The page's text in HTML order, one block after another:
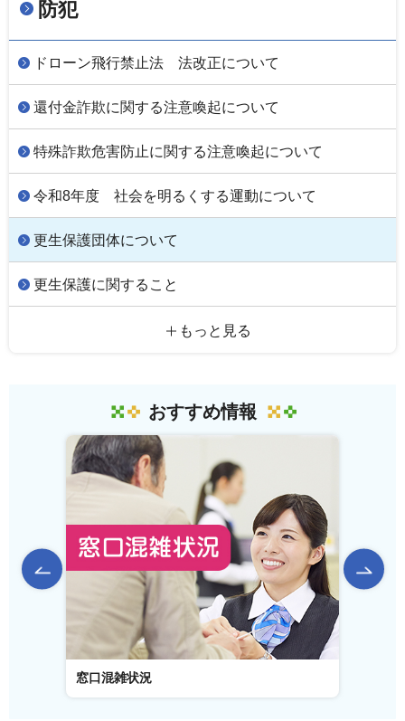
防犯
ドローン飛行禁止法 法改正について
還付金詐欺に関する注意喚起について
特殊詐欺危害防止に関する注意喚起について
令和8年度 社会を明るくする運動について
更生保護団体について
更生保護に関すること
もっと見る
おすすめ情報
前のスライドを表示
窓口混雑状況